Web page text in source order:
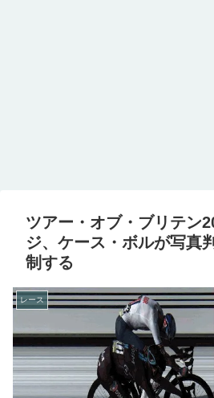
ツアー・オブ・ブリテン
ジ、ケース・ボルが写真
制する
レース